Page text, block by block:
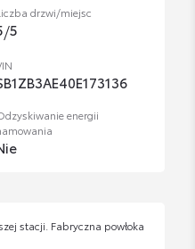
drzwi/miejsc
/5
energii
stacji. Fabryczna powłoka